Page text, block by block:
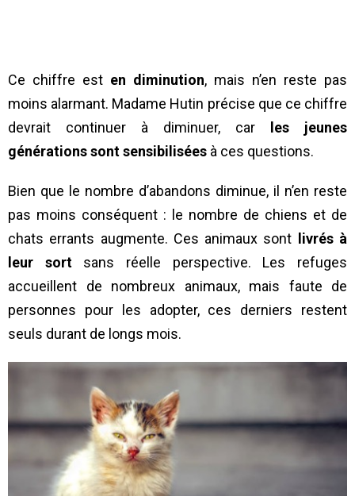
Ce chiffre est en diminution, mais n’en reste pas
moins alarmant. Madame Hutin précise que ce chiffre
devrait continuer à diminuer, car les jeunes
générations sont sensibilisées à ces questions.
Bien que le nombre d’abandons diminue, il n’en reste
pas moins conséquent : le nombre de chiens et de
chats errants augmente. Ces animaux sont livrés à
leur sortsans réelle perspective. Les refuges
accueillent de nombreux animaux, mais faute de
personnes pour les adopter, ces derniers restent
seuls durant de longs mois.